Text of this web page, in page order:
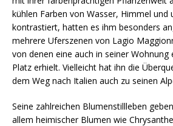
kühlen Farben von Wasser, Himmel
kontrastiert, hatten es ihm be­sonders
mehrere Uferszenen von Lagio
von denen eine auch in seiner Wohnung
Platz erhielt. Vielleicht hat ihn die
dem Weg nach Italien auch zu seinen
Seine zahlreichen Blumenstillleben
allem heimischer Blumen wie